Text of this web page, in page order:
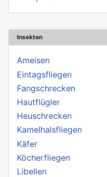
Insekten
Ameisen
Eintagsfliegen
Fangschrecken
Hautflügler
Heuschrecken
Kamelhalsfliegen
Käfer
Köcherfliegen
Libellen